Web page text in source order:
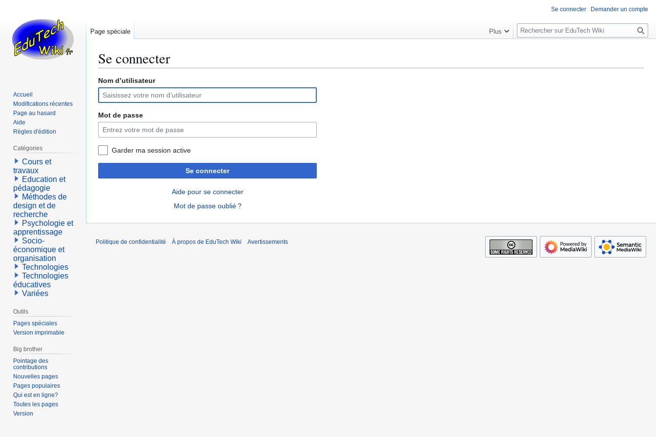
Se connecter
Aller
la
navigation
Aller
la
recherche
Nom d’utilisateur
Mot de passe
Garder ma session active
Se connecter
Aide pour se connecter
Mot de passe oublié ?
Se connecter Demander un compte
Page spéciale Plus
R
e
e
Accueil
Modifications récentes
Page au hasard
Aide
Règles d'édition
Catégories
Cours et
travaux
Education et
pédagogie
Méthodes de
design et de
recherche
Psychologie et
apprentissage
Socio-
économique et
organisation
Technologies
Technologies
éducatives
Variées
Outils
Pages spéciales
Version imprimable
Big brother
Pointage des
contributions
Nouvelles pages
Pages populaires
Qui est en ligne?
Toutes les pages
Version
Politique de confidentialité À propos de EduTech Wiki Avertissements